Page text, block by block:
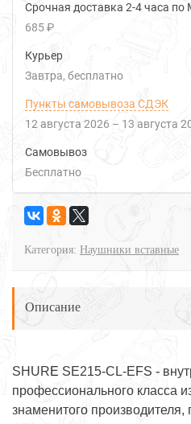
Срочная доставка 2-4 часа по
685 ₽
Курьер
Завтра
Бесплатно
Пункты самовывоза СДЭК
12 августа 2026 – 13 августа
Самовывоз
Бесплатно
Категория: Наушники вставные
Описание
SHURE SE215-CL-EFS -
профессионального класса
знаменитого